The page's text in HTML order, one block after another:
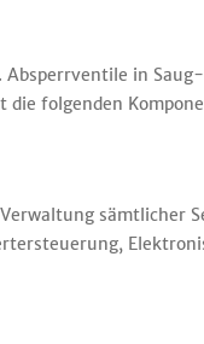
in
folgenden
sämtlicher